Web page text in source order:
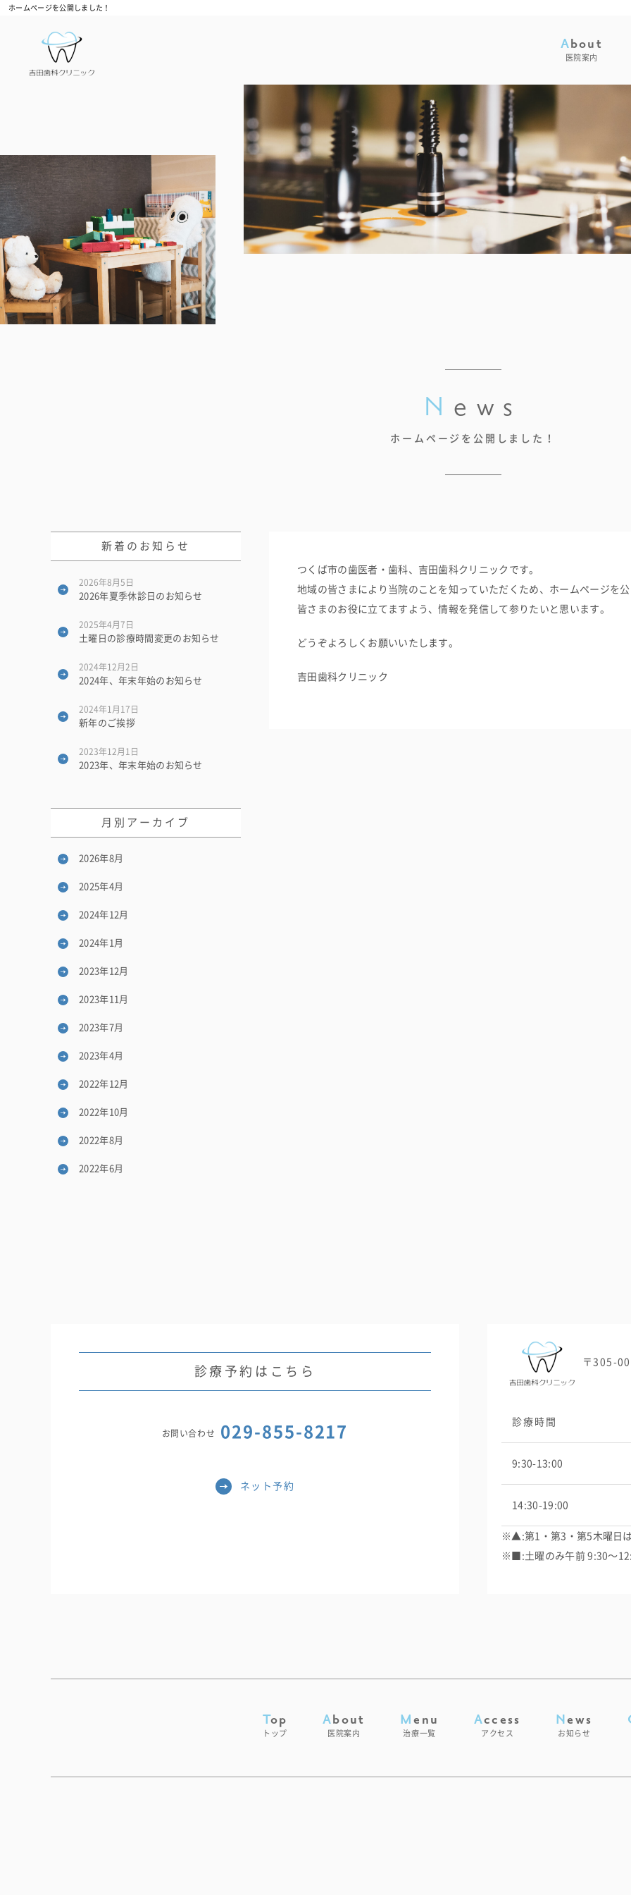
About
医院案内
ホームページを公開しました！
news
ホームページを公開しました！
つくば市の歯医者・歯科、吉田歯科クリニックです。
地域の皆さまにより当院のことを知っていただくため、ホームページを公
皆さまのお役に立てますよう、情報を発信して参りたいと思います。
どうぞよろしくお願いいたします。
吉田歯科クリニック
新着のお知らせ
2026年8月5日
2026年夏季休診日のお知らせ
2025年4月7日
土曜日の診療時間変更のお知らせ
2024年12月2日
2024年、年末年始のお知らせ
2024年1月17日
新年のご挨拶
2023年12月1日
2023年、年末年始のお知らせ
月別アーカイブ
2026年8月
2025年4月
2024年12月
2024年1月
2023年12月
2023年11月
2023年7月
2023年4月
2022年12月
2022年10月
2022年8月
2022年6月
診療予約はこちら
お問い合わせ 029-855-8217
ネット予約
〒305-
診療時間
9:30-13:00
14:30-19:00
※▲:第1・第3・第5木曜日
※■:土曜のみ午前 9:30〜
Top
トップ
About
医院案内
Menu
治療一覧
Access
アクセス
News
お知らせ